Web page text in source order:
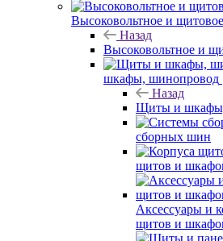
Высоковольтное и
Назад
Высоковольтное и
шкафы, шинопровод
Назад
Щиты и
сборных шин
щитов и
Аксессуары и
щитов и